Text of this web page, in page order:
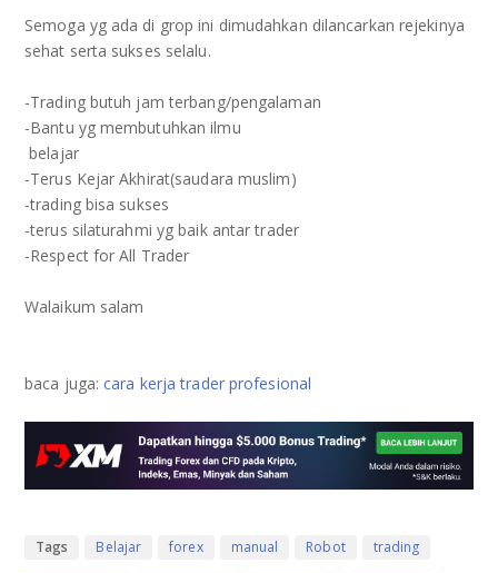
Semoga yg ada di grop ini dimudahkan dilancarkan rejekinya
sehat serta sukses selalu.
-‪Trading‬ butuh jam terbang/pengalaman
‪-Bantu‬ yg membutuhkan ilmu
‪ belajar
-Terus Kejar Akhirat(saudara muslim)
‬-trading bisa sukses
-terus silaturahmi yg baik antar trader
-Respect‬ for All Trader
Walaikum salam
baca juga:cara kerja trader profesional
Tags Belajar forex manual Robot trading